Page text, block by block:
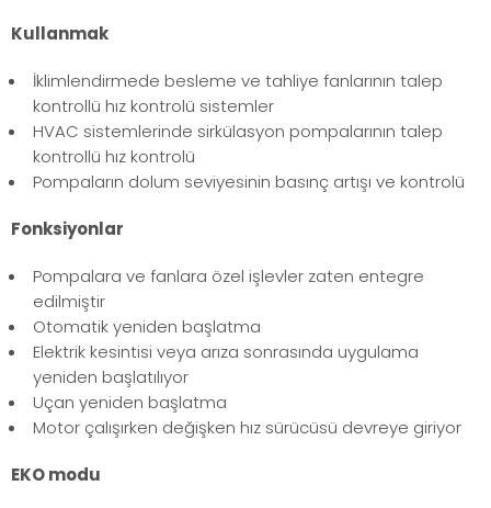
Kullanmak
İklimlendirmede besleme ve tahliye fanlarının talep
kontrollü hız kontrolü sistemler
HVAC sistemlerinde sirkülasyon pompalarının talep
kontrollü hız kontrolü
Pompaların dolum seviyesinin basınç artışı ve kontrolü
Fonksiyonlar
Pompalara ve fanlara özel işlevler zaten entegre
edilmiştir
Otomatik yeniden başlatma
Elektrik kesintisi veya arıza sonrasında uygulama
yeniden başlatılıyor
Uçan yeniden başlatma
Motor çalışırken değişken hız sürücüsü devreye giriyor
EKO modu